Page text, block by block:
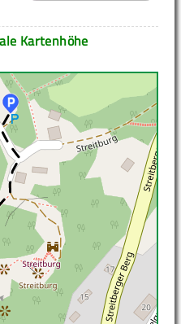
Kartenhöhe